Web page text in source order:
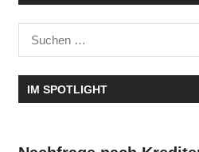
IM SPOTLIGHT